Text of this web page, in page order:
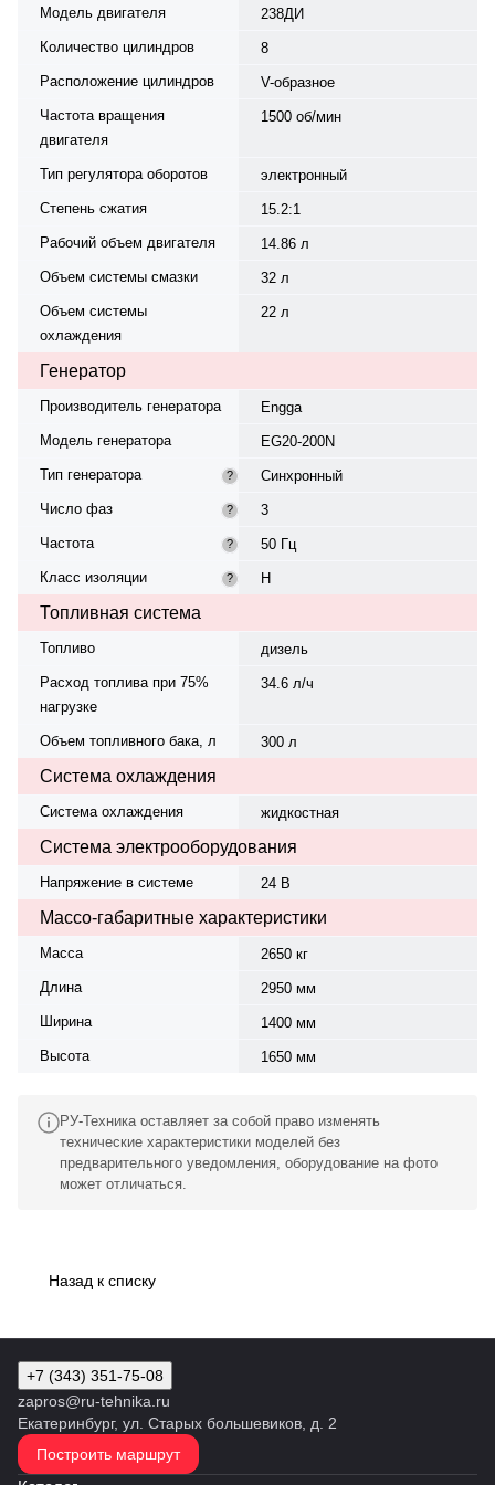
Модель двигателя
238ДИ
Количество цилиндров
8
Расположение цилиндров
V-образное
Частота вращения
двигателя
1500 об/мин
Тип регулятора оборотов
электронный
Степень сжатия
15.2:1
Рабочий объем двигателя
14.86 л
Объем системы смазки
32 л
Объем системы
охлаждения
22 л
Генератор
Производитель генератора
Engga
Модель генератора
EG20-200N
Тип генератора
?
Синхронный
Число фаз
?
3
Частота
?
50 Гц
Класс изоляции
? H
Топливная система
Топливо
дизель
Расход топлива при 75%
нагрузке
34.6 л/ч
Объем топливного бака, л 300 л
Система охлаждения
Система охлаждения жидкостная
Система электрооборудования
Напряжение в системе 24 В
Массо-габаритные характеристики
Масса
2650 кг
Длина
2950 мм
Ширина
1400 мм
Высота
1650 мм
РУ-Техника оставляет за собой право изменять
технические характеристики моделей без
предварительного уведомления, оборудование на фото
может отличаться.
Назад к списку
+7 (343) 351-75-08
zapros@ru-tehnika.ru
Екатеринбург, ул. Старых большевиков, д. 2
Построить маршрут